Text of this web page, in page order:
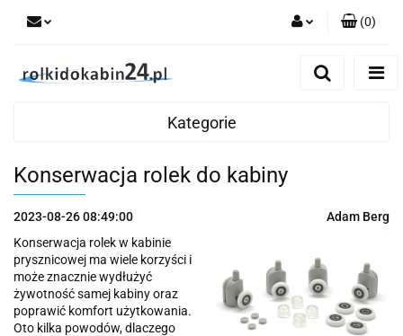
Dodaj zgłoszenie
(0)
Kategorie
Konserwacja rolek do kabiny
2023-08-26 08:49:00
Adam Berg
Konserwacja rolek w kabinie
prysznicowej ma wiele korzyści i
może znacznie wydłużyć
żywotność samej kabiny oraz
poprawić komfort użytkowania.
Oto kilka powodów, dlaczego